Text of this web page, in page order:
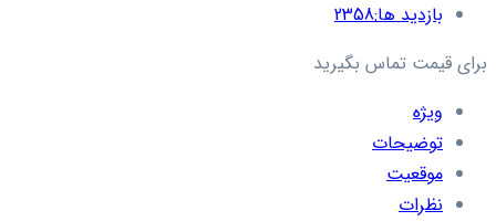
بازدید ها:2358
برای قیمت تماس بگیرید
ویژه
توضیحات
موقعیت
نظرات